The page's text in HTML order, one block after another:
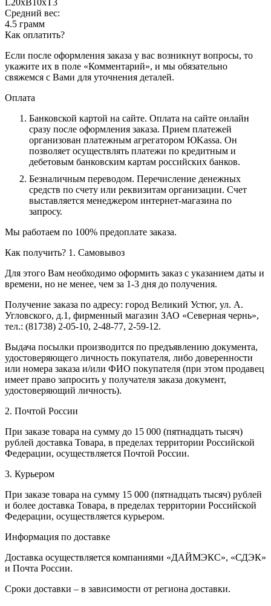
Средний вес:
4.5 грамм
Как оплатить?
Если после оформления заказа у вас возникнут вопросы, то
укажите их в поле «Комментарий», и мы обязательно
свяжемся с Вами для уточнения деталей.
Оплата
Банковской картой на сайте. Оплата на сайте онлайн
сразу после оформления заказа. Прием платежей
организован платежным агрегатором ЮKassa. Он
позволяет осуществлять платежи по кредитным и
дебетовым банковским картам российских банков.
Безналичным переводом. Перечисление денежных
средств по счету или реквизитам организации. Счет
выставляется менеджером интернет-магазина по
запросу.
Мы работаем по 100% предоплате заказа.
Как получить? 1. Самовывоз
Для этого Вам необходимо оформить заказ с указанием даты и
времени, но не менее, чем за 1-3 дня до получения.
Получение заказа по адресу: город Великий Устюг, ул. А.
Угловского, д.1, фирменный магазин ЗАО «Северная чернь»,
тел.: (81738) 2-05-10, 2-48-77, 2-59-12.
Выдача посылки производится по предъявлению документа,
удостоверяющего личность покупателя, либо доверенности
или номера заказа и/или ФИО покупателя (при этом продавец
имеет право запросить у получателя заказа документ,
удостоверяющий личность).
2. Почтой России
При заказе товара на сумму до 15 000 (пятнадцать тысяч)
рублей доставка Товара, в пределах территории Российской
Федерации, осуществляется Почтой России.
3. Курьером
При заказе товара на сумму 15 000 (пятнадцать тысяч) рублей
и более доставка Товара, в пределах территории Российской
Федерации, осуществляется курьером.
Информация по доставке
Доставка осуществляется компаниями «ДАЙМЭКС», «СДЭК»
и Почта России.
Сроки доставки – в зависимости от региона доставки.